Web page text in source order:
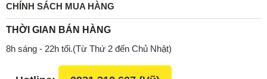
CHÍNH SÁCH MUA HÀNG
THỜI GIAN BÁN HÀNG
8h sáng - 22h tối.(Từ Thứ 2 đến Chủ Nhật)